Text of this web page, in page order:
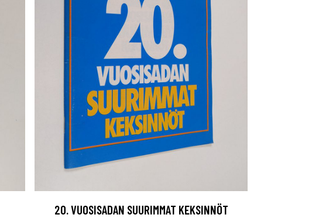
20. VUOSISADAN SUURIMMAT KEKSINNÖT